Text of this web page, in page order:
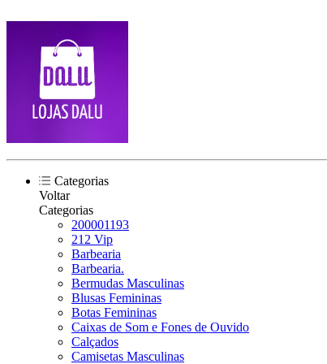
Categorias
Voltar
Categorias
200001193
212 Vip
Barbearia
Barbearia.
Bermudas Masculinas
Blusas Femininas
Botas Femininas
Caixas de Som e Fones de Ouvido
Calçados
Camisetas Masculinas